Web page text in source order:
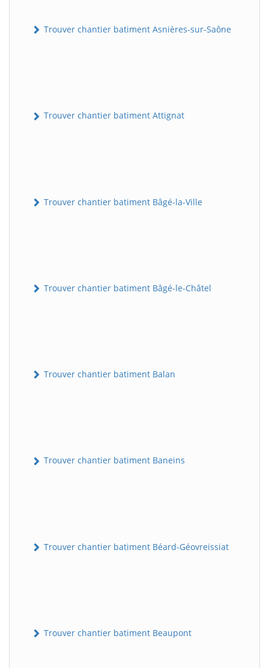
Trouver chantier batiment Asnières-sur-Saône
Trouver chantier batiment Attignat
Trouver chantier batiment Bâgé-la-Ville
Trouver chantier batiment Bâgé-le-Châtel
Trouver chantier batiment Balan
Trouver chantier batiment Baneins
Trouver chantier batiment Béard-Géovreissiat
Trouver chantier batiment Beaupont